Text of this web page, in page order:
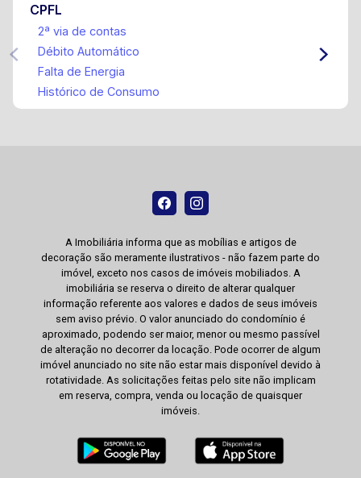
CPFL
2ª via de contas
Débito Automático
Falta de Energia
Histórico de Consumo
A Imobiliária informa que as mobílias e artigos de
decoração são meramente ilustrativos - não fazem parte do
imóvel, exceto nos casos de imóveis mobiliados. A
imobiliária se reserva o direito de alterar qualquer
informação referente aos valores e dados de seus imóveis
sem aviso prévio. O valor anunciado do condomínio é
aproximado, podendo ser maior, menor ou mesmo passível
de alteração no decorrer da locação. Pode ocorrer de algum
imóvel anunciado no site não estar mais disponível devido à
rotatividade. As solicitações feitas pelo site não implicam
em reserva, compra, venda ou locação de quaisquer
imóveis.